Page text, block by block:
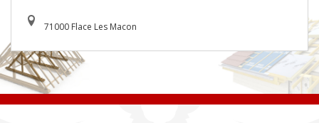
71000 Flace Les Macon